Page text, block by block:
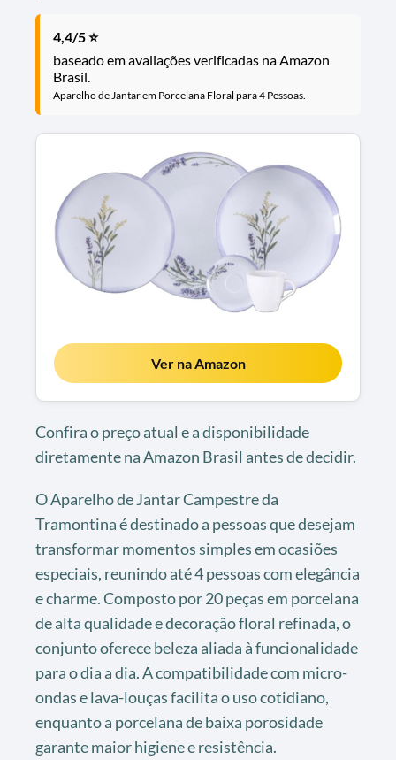
4,4/5 ⭐
baseado em avaliações verificadas na Amazon
Brasil.
Aparelho de Jantar em Porcelana Floral para 4 Pessoas.
Ver na Amazon
Confira o preço atual e a disponibilidade
diretamente na Amazon Brasil antes de decidir.
O Aparelho de Jantar Campestre da
Tramontina é destinado a pessoas que desejam
transformar momentos simples em ocasiões
especiais, reunindo até 4 pessoas com elegância
e charme. Composto por 20 peças em porcelana
de alta qualidade e decoração floral refinada, o
conjunto oferece beleza aliada à funcionalidade
para o dia a dia. A compatibilidade com micro-
ondas e lava-louças facilita o uso cotidiano,
enquanto a porcelana de baixa porosidade
garante maior higiene e resistência.